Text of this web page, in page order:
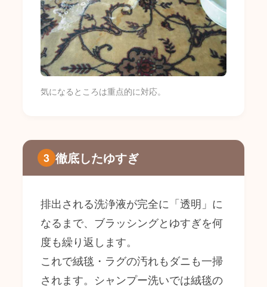
気になるところは重点的に対応。
3 徹底したゆすぎ
排出される洗浄液が完全に「透明」に
なるまで、ブラッシングとゆすぎを何
度も繰り返します。
これで絨毯・ラグの汚れもダニも一掃
されます。シャンプー洗いでは絨毯の